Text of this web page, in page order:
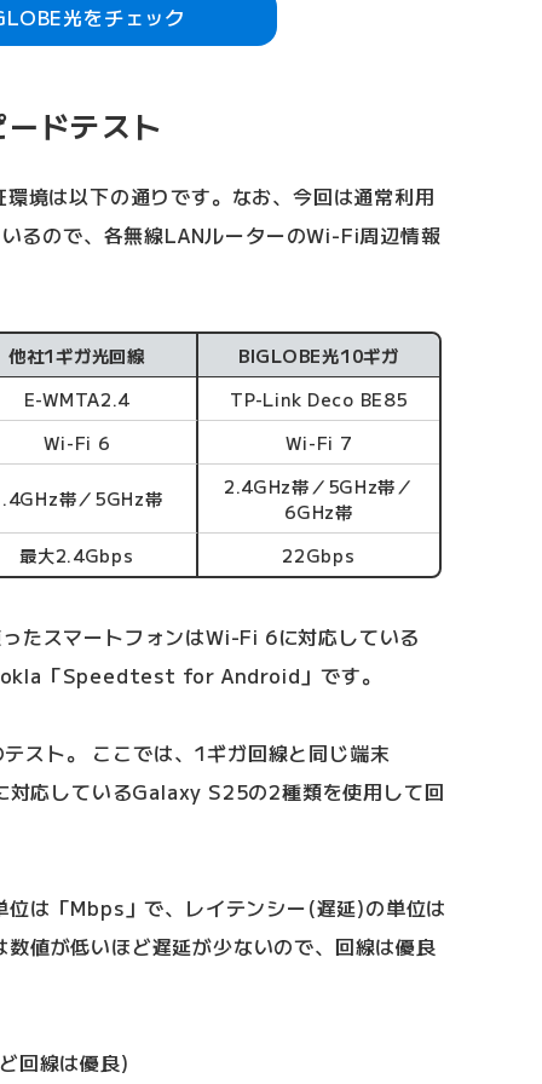
光をチェック
ドテスト
境は以下の通りです。なお、今回は通常利用
るので、各無線LANルーターのWi-Fi周辺情報
他社1ギガ光回線
BIGLOBE光10ギガ
E-WMTA2.4
TP-Link Deco BE85
Wi-Fi 6
Wi-Fi 7
帯／5GHz帯
2.4GHz帯／5GHz帯／
6GHz帯
最大2.4Gbps
22Gbps
たスマートフォンはWi-Fi 6に対応している
「Speedtest for Android」です。
スト。 ここでは、1ギガ回線と同じ端末
応しているGalaxy S25の2種類を使用して回
は「Mbps」で、レイテンシー(遅延)の単位は
値が低いほど遅延が少ないので、回線は優良
回線は優良)